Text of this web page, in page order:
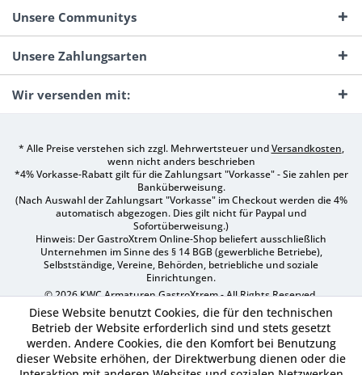
Unsere Communitys
Unsere Zahlungsarten
Wir versenden mit:
* Alle Preise verstehen sich zzgl. Mehrwertsteuer undVersandkosten,
wenn nicht anders beschrieben
*4% Vorkasse-Rabatt gilt für die Zahlungsart "Vorkasse" - Sie zahlen per
Banküberweisung.
(Nach Auswahl der Zahlungsart "Vorkasse" im Checkout werden die 4%
automatisch abgezogen. Dies gilt nicht für Paypal und
Sofortüberweisung.)
Hinweis: Der GastroXtrem Online-Shop beliefert ausschließlich
Unternehmen im Sinne des § 14 BGB (gewerbliche Betriebe),
Selbstständige, Vereine, Behörden, betriebliche und soziale
Einrichtungen.
© 2026 KWC Armaturen GastroXtrem - All Rights Reserved.
Diese Website benutzt Cookies, die für den technischen
Betrieb der Website erforderlich sind und stets gesetzt
werden. Andere Cookies, die den Komfort bei Benutzung
dieser Website erhöhen, der Direktwerbung dienen oder die